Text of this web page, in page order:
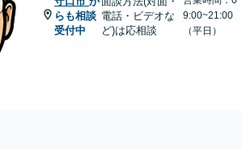
らも相談
受付中
電話・ビデオな
ど)は応相談
9:00~21:00
（平日）